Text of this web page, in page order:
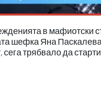
в мафиотски
шефка Яна
сега трябвало да